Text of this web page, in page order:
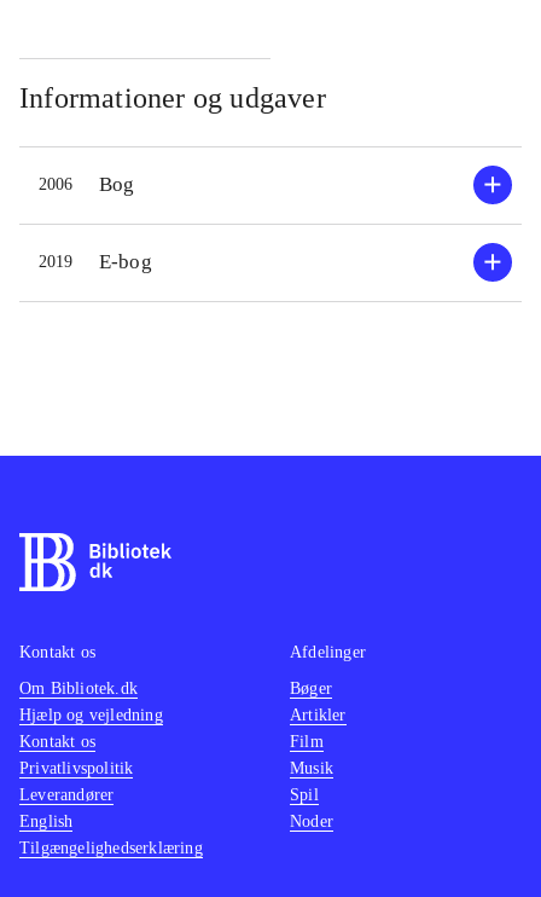
Informationer og udgaver
2006 Bog
2019 E-bog
Kontakt os
Om Bibliotek.dk
Hjælp og vejledning
Kontakt os
Privatlivspolitik
Leverandører
English
Tilgængelighedserklæring
Afdelinger
Bøger
Artikler
Film
Musik
Spil
Noder